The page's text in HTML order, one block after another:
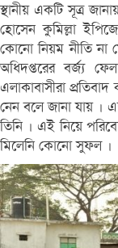
স্থানীয় একটি সূত্র
হোসেন কুমিল্লা
কোনো নিয়ম নীতি না
অধিদপ্তরের বর্জ্য
এলাকাবাসীরা
নেন বলে জানা যায় ।
তিনি । এই নিয়ে
মিলেনি কোনো সুফল ।